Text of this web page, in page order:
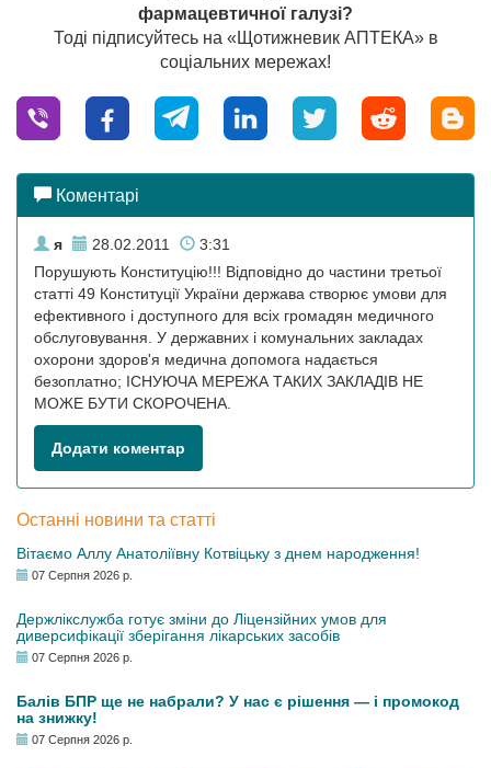
фармацевтичної галузі?
Тоді підписуйтесь на «Щотижневик АПТЕКА» в
соціальних мережах!
Коментарі
я 28.02.2011
3:31
Порушують Конституцію!!! Відповідно до частини третьої
статті 49 Конституції України держава створює умови для
ефективного і доступного для всіх громадян медичного
обслуговування. У державних і комунальних закладах
охорони здоров'я медична допомога надається
безоплатно; ІСНУЮЧА МЕРЕЖА ТАКИХ ЗАКЛАДІВ НЕ
МОЖЕ БУТИ СКОРОЧЕНА.
Додати коментар
Останні новини та статті
Вітаємо Аллу Анатоліївну Котвіцьку з днем народження!
07 Серпня 2026 р.
Держлікслужба готує зміни до Ліцензійних умов для
диверсифікації зберігання лікарських засобів
07 Серпня 2026 р.
Балів БПР ще не набрали? У нас є рішення — і промокод
на знижку!
07 Серпня 2026 р.